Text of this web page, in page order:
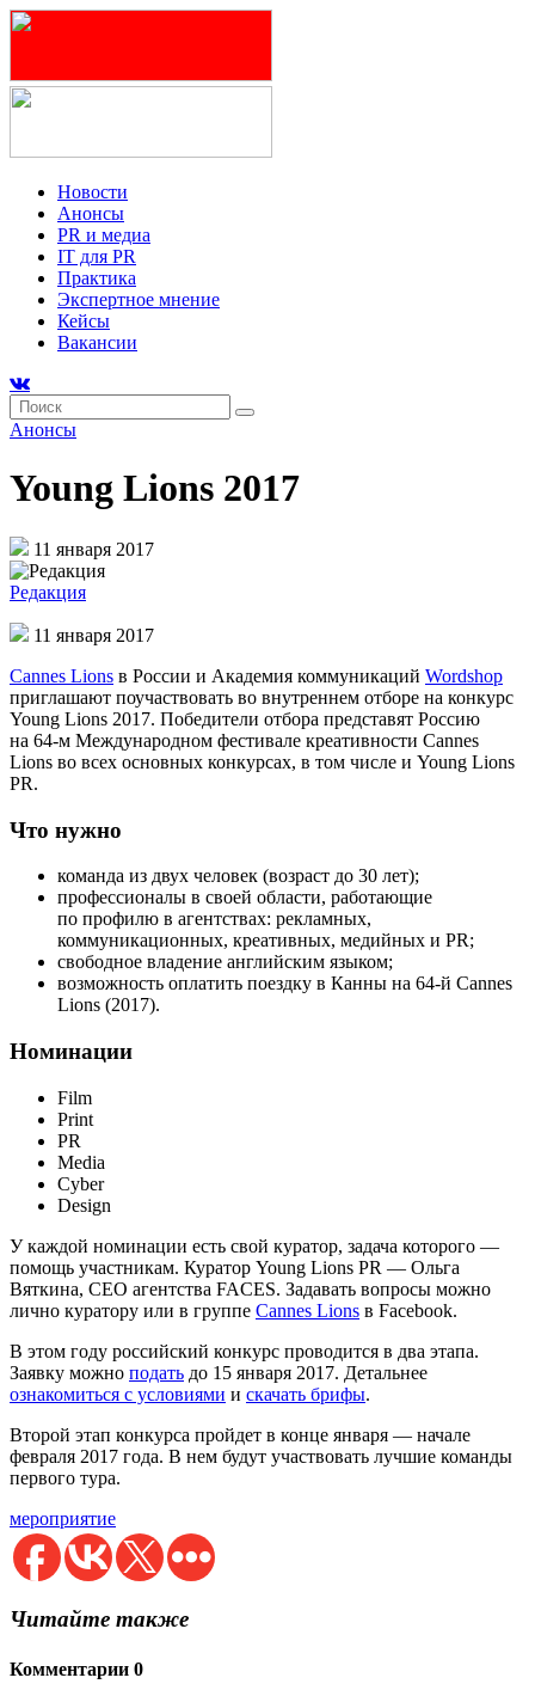
Новости
Анонсы
PR и медиа
IT для PR
Практика
Экспертное мнение
Кейсы
Вакансии
Анонсы
Young Lions 2017
11 января 2017
Редакция
11 января 2017
Cannes Lions в России и Академия коммуникаций Wordshop
приглашают поучаствовать во внутреннем отборе на конкурс
Young Lions 2017. Победители отбора представят Россию
на 64-м Международном фестивале креативности Cannes
Lions во всех основных конкурсах, в том числе и Young Lions
PR.
Что нужно
команда из двух человек (возраст до 30 лет);
профессионалы в своей области, работающие
по профилю в агентствах: рекламных,
коммуникационных, креативных, медийных и PR;
свободное владение английским языком;
возможность оплатить поездку в Канны на 64-й Cannes
Lions (2017).
Номинации
Film
Print
PR
Media
Cyber
Design
У каждой номинации есть свой куратор, задача которого —
помощь участникам. Куратор Young Lions PR — Ольга
Вяткина, CEO агентства FACES. Задавать вопросы можно
лично куратору или в группе Cannes Lions в Facebook.
В этом году российский конкурс проводится в два этапа.
Заявку можно подать до 15 января 2017. Детальнее
ознакомиться с условиями и скачать брифы.
Второй этап конкурса пройдет в конце января — начале
февраля 2017 года. В нем будут участвовать лучшие команды
первого тура.
мероприятие
Читайте также
Комментарии 0